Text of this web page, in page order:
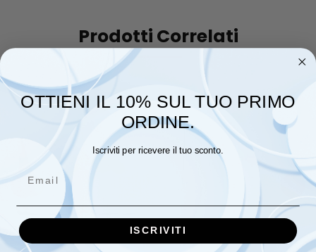
Prodotti Correlati
OTTIENI IL 10% SUL TUO PRIMO
ORDINE.
Iscriviti per ricevere il tuo sconto.
ISCRIVITI